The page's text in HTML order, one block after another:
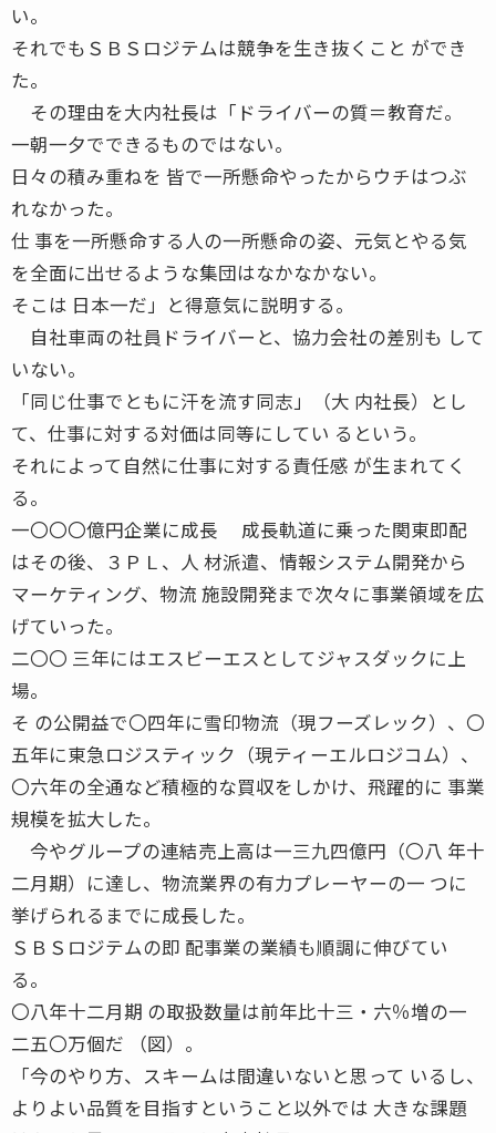
い。
それでもＳＢＳロジテムは競争を生き抜くこと ができ
た。
その理由を大内社長は「ドライバーの質＝教育だ。
一朝一夕でできるものではない。
日々の積み重ねを 皆で一所懸命やったからウチはつぶ
れなかった。
仕 事を一所懸命する人の一所懸命の姿、元気とやる気
を全面に出せるような集団はなかなかない。
そこは 日本一だ」と得意気に説明する。
自社車両の社員ドライバーと、協力会社の差別も して
いない。
「同じ仕事でともに汗を流す同志」（大 内社長）とし
て、仕事に対する対価は同等にしてい るという。
それによって自然に仕事に対する責任感 が生まれてく
る。
一〇〇〇億円企業に成長 成長軌道に乗った関東即配
はその後、３ＰＬ、人 材派遣、情報システム開発から
マーケティング、物流 施設開発まで次々に事業領域を広
げていった。
二〇〇 三年にはエスビーエスとしてジャスダックに上
場。
そ の公開益で〇四年に雪印物流（現フーズレック）、〇
五年に東急ロジスティック（現ティーエルロジコム）、
〇六年の全通など積極的な買収をしかけ、飛躍的に 事業
規模を拡大した。
今やグループの連結売上高は一三九四億円（〇八 年十
二月期）に達し、物流業界の有力プレーヤーの一 つに
挙げられるまでに成長した。
ＳＢＳロジテムの即 配事業の業績も順調に伸びてい
る。
〇八年十二月期 の取扱数量は前年比十三・六％増の一
二五〇万個だ （図）。
「今のやり方、スキームは間違いないと思って いるし、
よりよい品質を目指すということ以外では 大きな課題